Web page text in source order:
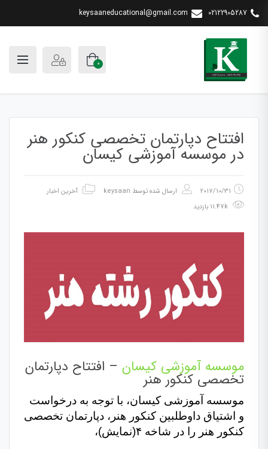
02122905287
keysaaneducational@gmail.com
0
افتتاح دپارتمان تخصصی کنکور هنر
در موسسه آموزشی کیسان
2017/10/31 ارسال شده توسط keysaan
آخرین اخبار
موسسه آموزشی کیسان – افتتاح دپارتمان
تخصصی کنکور هنر
موسسه آموزشی کیسان، با توجه به درخواست
و اشتیاق داوطلبین کنکور هنر، دپارتمان تخصصی
کنکور هنر را در شاخه ۴(نمایش)،